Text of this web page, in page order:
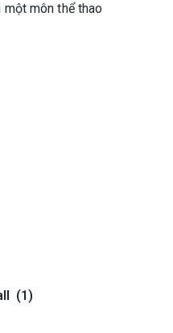
môn thể thao
(1)